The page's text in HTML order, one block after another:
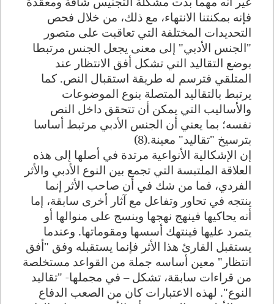
فإنه بمكنتنا الانتهاء، مع ذلك، من خلال فحص
التحديدات المختلفة التي تعاقبت على متصور
"الجنس الأدبي" إلى معنى يجعل الجنس مرتبطا
بوضع التقاليد التي تشكل أفق الانتظار عند
المتلقي فترسم له طريقة استقبال النص. كما
يرتبط بالتقاليد المتصلة بنوع الموضوعات
والأساليب التي يمكن أن تتحقق داخل النص
نفسه؛ بما يعني أن الجنس الأدبي مرتبط أساسا
بترسيخ "تقاليد" معينة.(8)
إن الإشكالية الأنواعية مرتدة في أصلها إلى هذه
العلاقة الملتبسة التي تجمع بين النوع الأدبي والأثر
الفردي، فما من شك في أن صاحب الأثر إنما
ينتجه في تحاور وتفاعل مع آثار أخرى سابقة، إما
أنه يحاكيها فينهج نهجها وينسج على منوالها أو
يتمرد عليها فينتهك أسسها ومقوماتها. وعندما
يستقبل القارئ هذا الأثر فإنما يستقبله وفق "أفق
انتظار" معين أساسه جملة من القواعد مستخلصة
من قراءات سابقة، تشكل – في مجملها- "تقاليد
النوع". لهذه الاعتبارات كان من الصعب الدفاع